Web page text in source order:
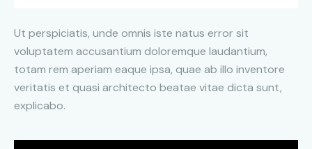
Ut perspiciatis, unde omnis iste natus error sit
voluptatem accusantium doloremque laudantium,
totam rem aperiam eaque ipsa, quae ab illo inventore
veritatis et quasi architecto beatae vitae dicta sunt,
explicabo.